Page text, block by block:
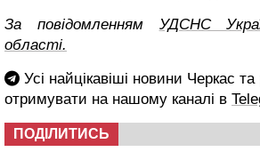
За повідомленням УДСНС
області.
Усі найцікавіші новини Черкас
отримувати на нашому каналі в
ПОДІЛИТИСЬ